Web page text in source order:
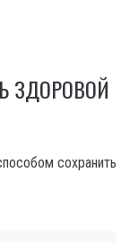
ЗДОРОВОЙ
сохранить